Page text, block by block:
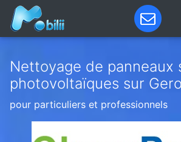
Nettoyage de panneaux
photovoltaïques sur
pour particuliers et professionnels